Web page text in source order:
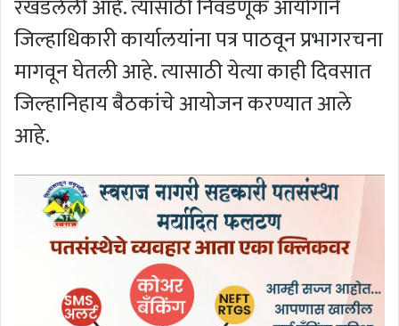
रखडलेली आहे. त्यासाठी निवडणूक आयोगाने
जिल्हाधिकारी कार्यालयांना पत्र पाठवून प्रभागरचना
मागवून घेतली आहे. त्यासाठी येत्या काही दिवसात
जिल्हानिहाय बैठकांचे आयोजन करण्यात आले
आहे.